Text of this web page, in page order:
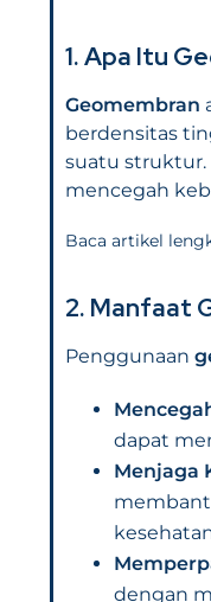
1. Apa Itu
Geomembran
berdensitas
suatu struktur.
mencegah
Baca artikel
2. Manfaat
Penggunaan
dapat
Menjaga
dengan